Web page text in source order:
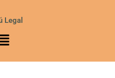
Legal